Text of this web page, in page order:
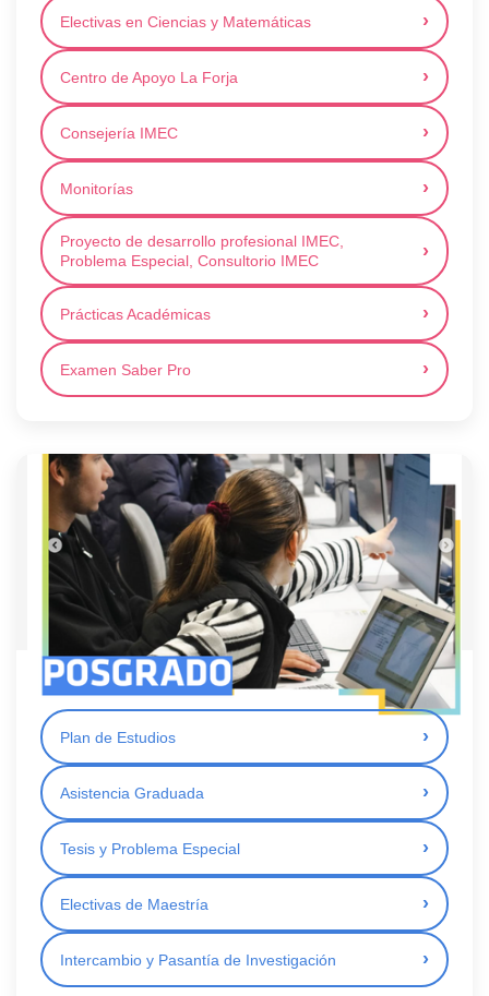
Electivas en Ciencias y Matemáticas
Centro de Apoyo La Forja
Consejería IMEC
Monitorías
Proyecto de desarrollo profesional IMEC,
Problema Especial, Consultorio IMEC
Prácticas Académicas
Examen Saber Pro
Plan de Estudios
Asistencia Graduada
Tesis y Problema Especial
Electivas de Maestría
Intercambio y Pasantía de Investigación